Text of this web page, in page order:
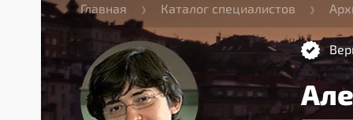
Главная Каталог специалистов